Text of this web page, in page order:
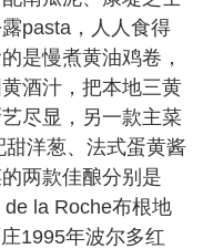
pasta，人人食得
是慢煮黄油鸡卷，
酒汁，把本地三黄
尽显，另一款主菜
洋葱、法式蛋黄酱
两款佳酿分别是
la Roche布根地
1995年波尔多红